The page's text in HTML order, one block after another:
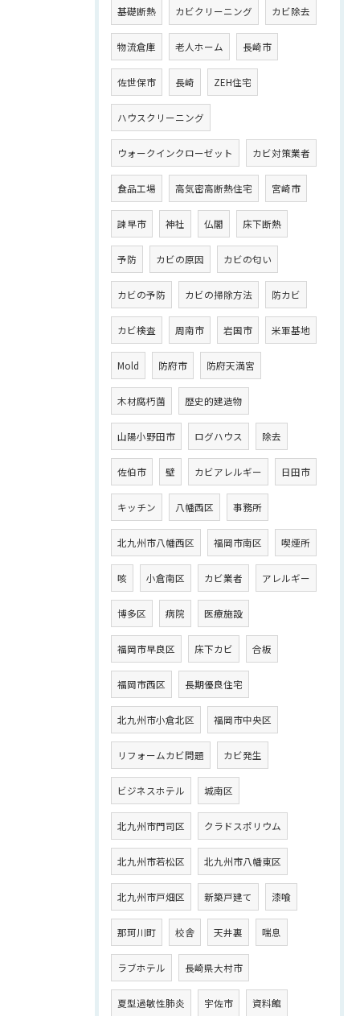
基礎断熱 カビクリーニング カビ除去
物流倉庫 老人ホーム 長崎市
佐世保市 長崎 ZEH住宅
ハウスクリーニング
ウォークインクローゼット カビ対策業者
食品工場 高気密高断熱住宅 宮崎市
諫早市 神社 仏閣 床下断熱
予防 カビの原因 カビの匂い
カビの予防 カビの掃除方法 防カビ
カビ検査 周南市 岩国市 米軍基地
Mold 防府市 防府天満宮
木材腐朽菌 歴史的建造物
山陽小野田市 ログハウス 除去
佐伯市 壁 カビアレルギー 日田市
キッチン 八幡西区 事務所
北九州市八幡西区 福岡市南区 喫煙所
咳 小倉南区 カビ業者 アレルギー
博多区 病院 医療施設
福岡市早良区 床下カビ 合板
福岡市西区 長期優良住宅
北九州市小倉北区 福岡市中央区
リフォームカビ問題 カビ発生
ビジネスホテル 城南区
北九州市門司区 クラドスポリウム
北九州市若松区 北九州市八幡東区
北九州市戸畑区 新築戸建て 漆喰
那珂川町 校舎 天井裏 喘息
ラブホテル 長崎県大村市
夏型過敏性肺炎 宇佐市 資料館